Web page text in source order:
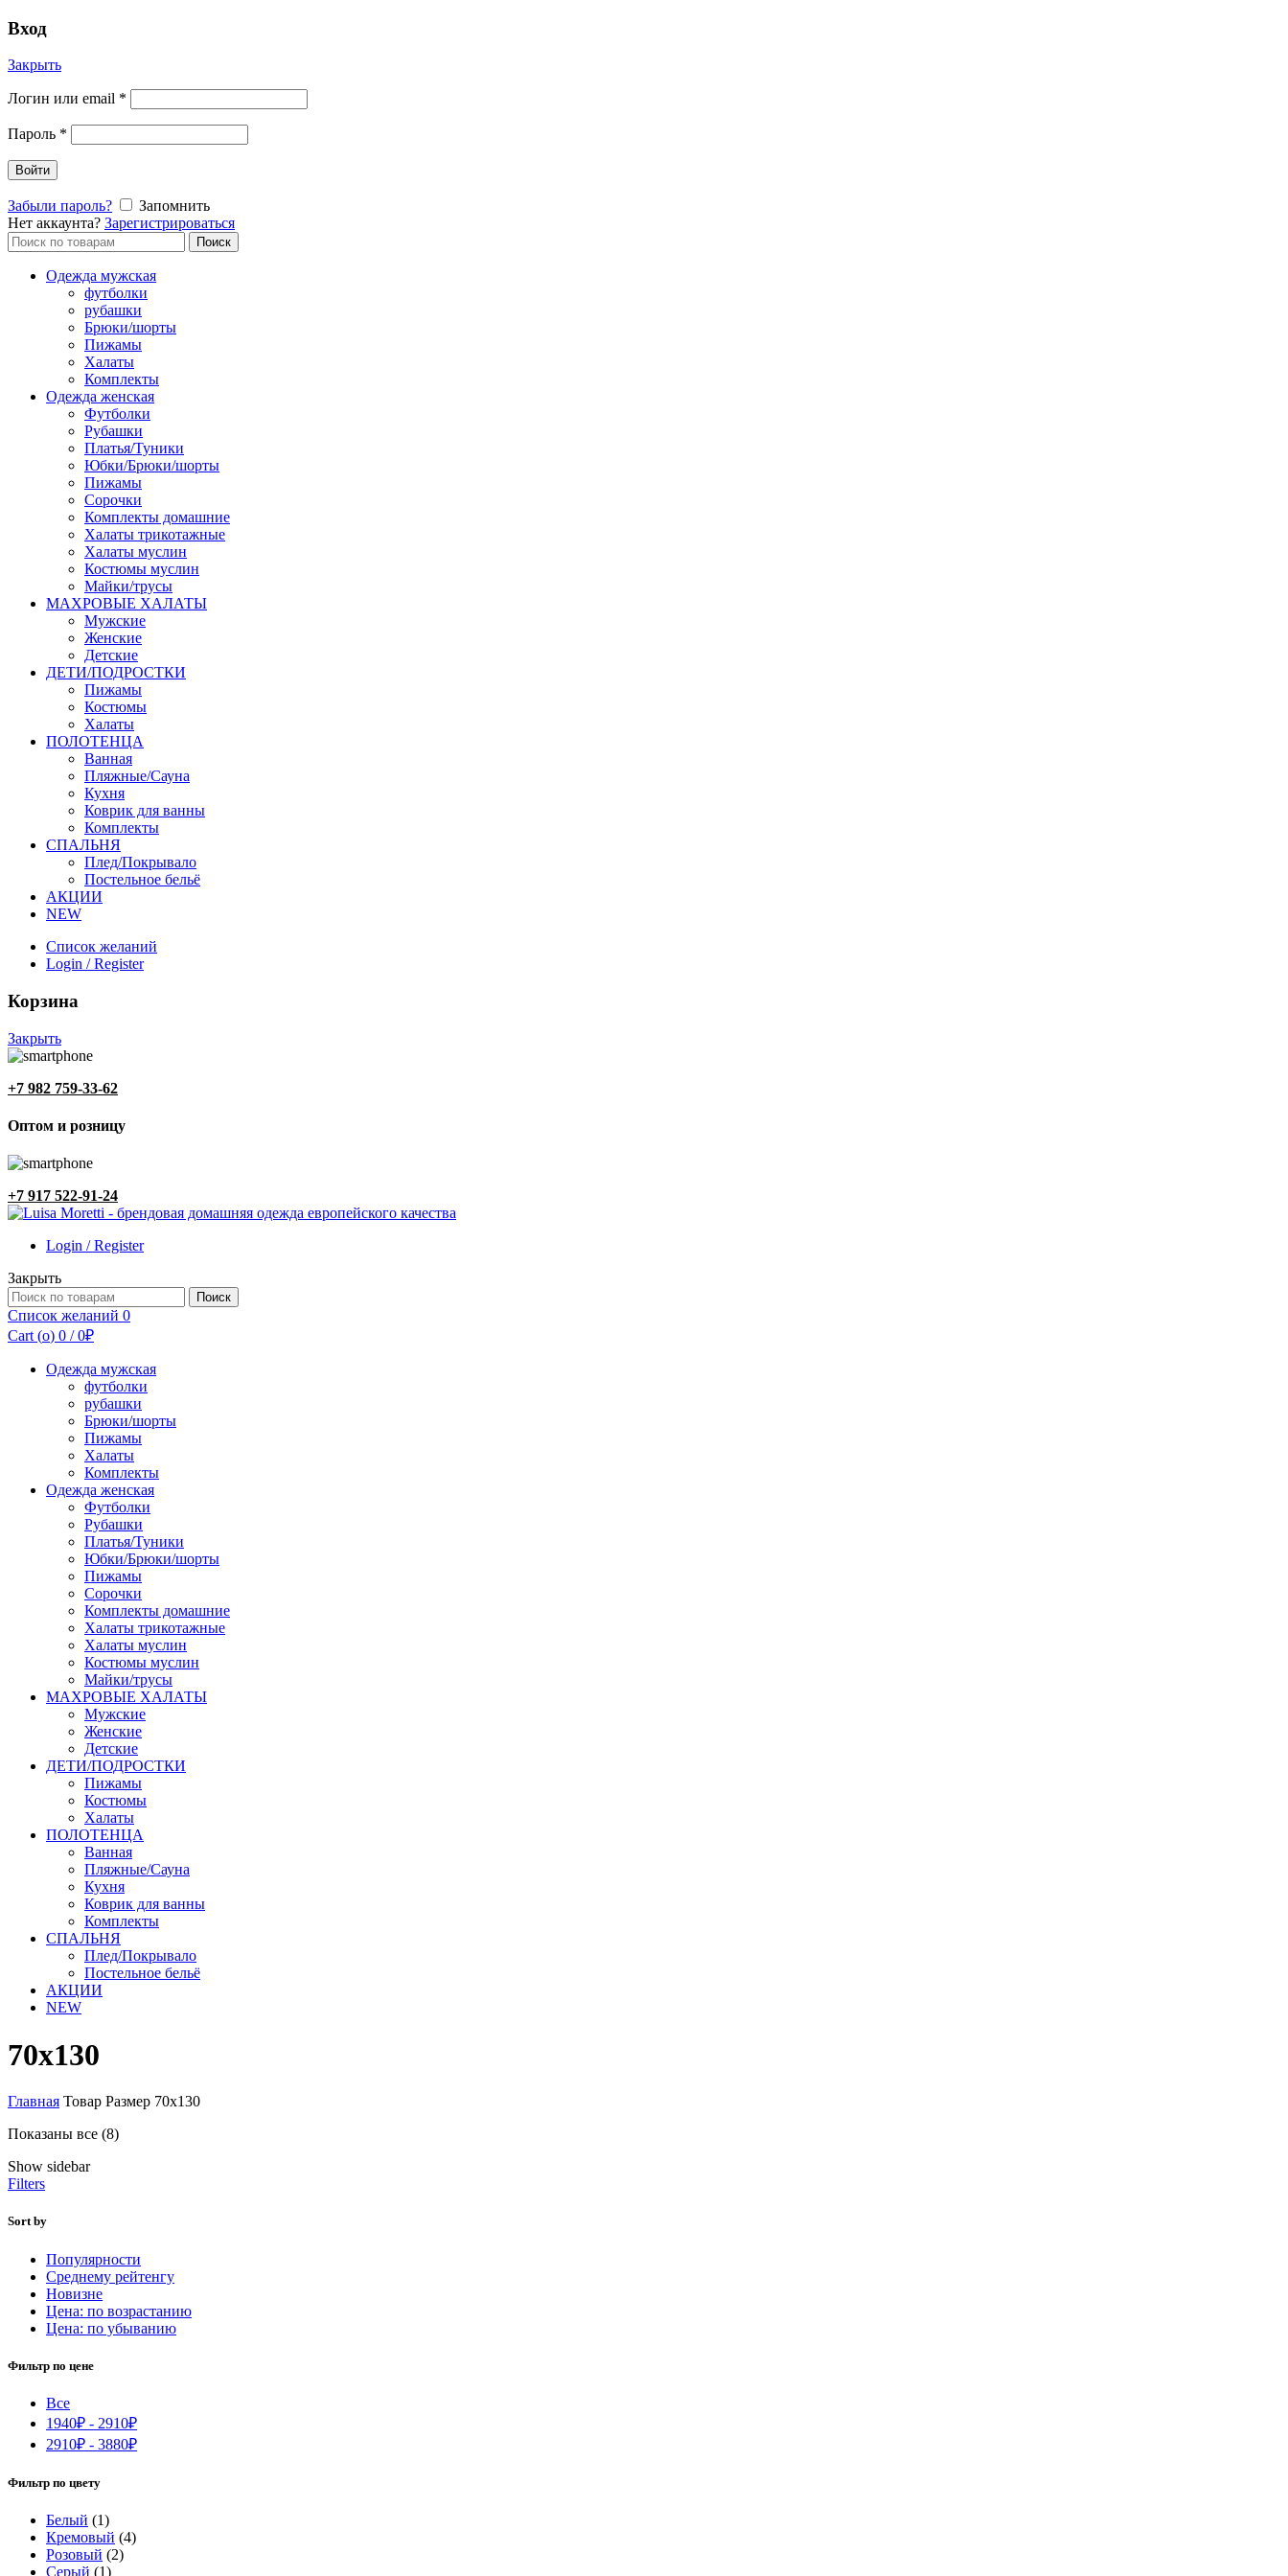
Вход
Закрыть
Логин или email *
Пароль *
Войти
Забыли пароль?
Запомнить
Нет аккаунта? Зарегистрироваться
Поиск
по:
Поиск
Одежда мужская
футболки
рубашки
Брюки/шорты
Пижамы
Халаты
Комплекты
Одежда женская
Футболки
Рубашки
Платья/Туники
Юбки/Брюки/шорты
Пижамы
Сорочки
Комплекты домашние
Халаты трикотажные
Халаты муслин
Костюмы муслин
Майки/трусы
МАХРОВЫЕ ХАЛАТЫ
Мужские
Женские
Детские
ДЕТИ/ПОДРОСТКИ
Пижамы
Костюмы
Халаты
ПОЛОТЕНЦА
Ванная
Пляжные/Сауна
Кухня
Коврик для ванны
Комплекты
СПАЛЬНЯ
Плед/Покрывало
Постельное бельё
АКЦИИ
NEW
Список желаний
Login / Register
Корзина
Закрыть
+7 982 759-33-62
Оптом и розницу
+7 917 522-91-24
Login / Register
Закрыть
Поиск
по:
Поиск
Список желаний 0
Cart (o) 0 / 0₽
Одежда мужская
футболки
рубашки
Брюки/шорты
Пижамы
Халаты
Комплекты
Одежда женская
Футболки
Рубашки
Платья/Туники
Юбки/Брюки/шорты
Пижамы
Сорочки
Комплекты домашние
Халаты трикотажные
Халаты муслин
Костюмы муслин
Майки/трусы
МАХРОВЫЕ ХАЛАТЫ
Мужские
Женские
Детские
ДЕТИ/ПОДРОСТКИ
Пижамы
Костюмы
Халаты
ПОЛОТЕНЦА
Ванная
Пляжные/Сауна
Кухня
Коврик для ванны
Комплекты
СПАЛЬНЯ
Плед/Покрывало
Постельное бельё
АКЦИИ
NEW
70х130
Главная Товар Размер 70х130
Показаны все (8)Сортировка:
Show sidebar
Filters
Sort by
Популярности
Среднему рейтенгу
Новизне
Цена: по возрастанию
Цена: по убыванию
Фильтр по цене
Все
1940₽ - 2910₽
2910₽ - 3880₽
Фильтр по цвету
Белый (1)
Кремовый (4)
Розовый (2)
Серый (1)